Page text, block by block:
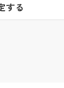
する